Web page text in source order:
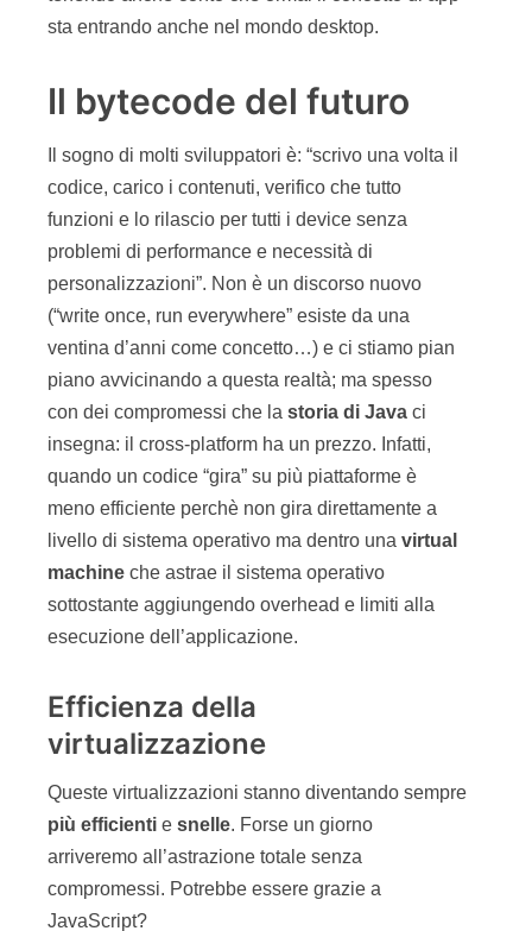
sta entrando anche nel mondo desktop.
Il bytecode del futuro
Il sogno di molti sviluppatori è: “scrivo una volta il
codice, carico i contenuti, verifico che tutto
funzioni e lo rilascio per tutti i device senza
problemi di performance e necessità di
personalizzazioni”. Non è un discorso nuovo
(“write once, run everywhere” esiste da una
ventina d’anni come concetto…) e ci stiamo pian
piano avvicinando a questa realtà; ma spesso
con dei compromessi che la storia di Java ci
insegna: il cross-platform ha un prezzo. Infatti,
quando un codice “gira” su più piattaforme è
meno efficiente perchè non gira direttamente a
livello di sistema operativo ma dentro una virtual
machine che astrae il sistema operativo
sottostante aggiungendo overhead e limiti alla
esecuzione dell’applicazione.
Efficienza della
virtualizzazione
Queste virtualizzazioni stanno diventando sempre
più efficienti e snelle. Forse un giorno
arriveremo all’astrazione totale senza
compromessi. Potrebbe essere grazie a
JavaScript?